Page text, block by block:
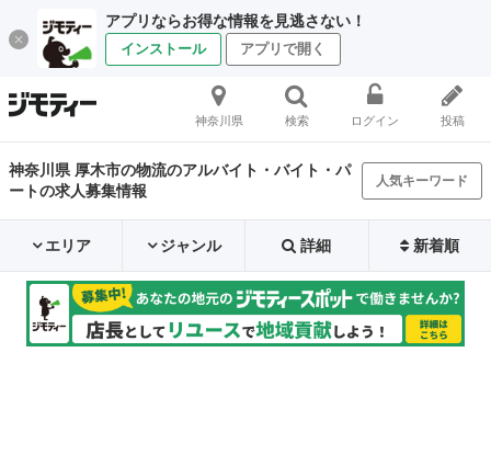
アプリならお得な情報を見逃さない！
インストール アプリで開く
神奈川県 検索 ログイン 投稿
神奈川県 厚木市の物流のアルバイト・バイト・パ
ートの求人募集情報
人気キーワード
エリア ジャンル 詳細 新着順